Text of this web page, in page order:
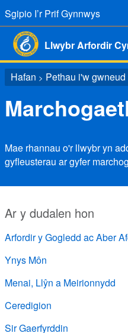
Sgipio I’r Prif Gynnwys
Llwybr Arfordir
Hafan > Pethau i'w gwneud
Mae rhannau o'r llwybr yn
gyfleusterau ar gyfer
Ar y dudalen hon
Arfordir y Gogledd ac Aber
Ynys Môn
Menai, Llŷn a Meirionnydd
Ceredigion
Sir Gaerfyrddin